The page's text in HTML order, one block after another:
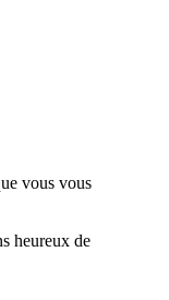
vous vous
heureux de